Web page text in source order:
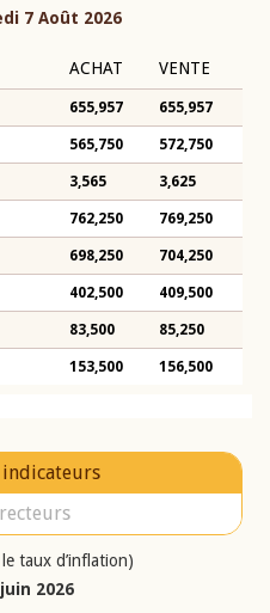
7 Août 2026
ACHAT VENTE
655,957 655,957
565,750 572,750
3,565 3,625
762,250 769,250
698,250 704,250
402,500 409,500
83,500 85,250
153,500 156,500
taux d’inflation)
2026